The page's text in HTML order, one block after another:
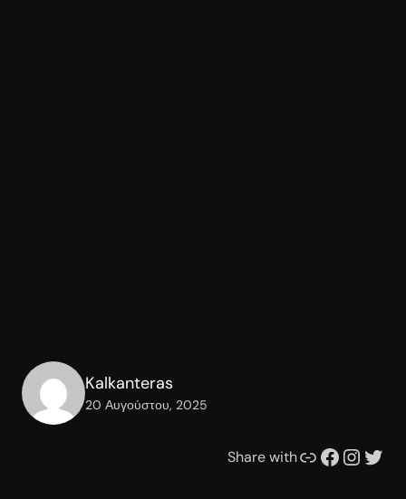
Kalkanteras
20 Αυγούστου, 2025
Share withΣυνδέσμου Facebook Instagram Twitter